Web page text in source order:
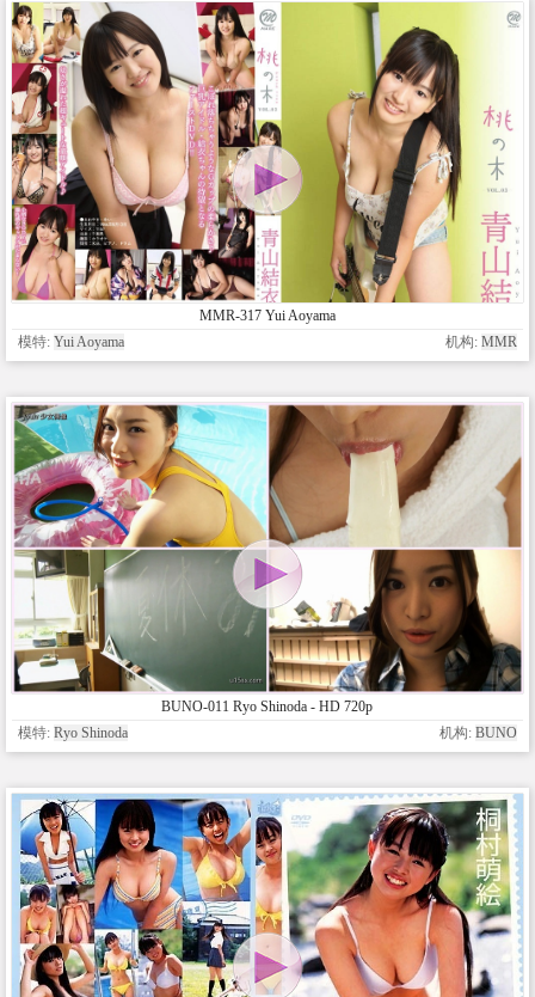
MMR-317 Yui Aoyama
模特: Yui Aoyama 机构: MMR
BUNO-011 Ryo Shinoda - HD 720p
模特: Ryo Shinoda 机构: BUNO